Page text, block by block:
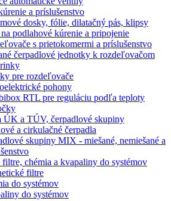
a príslušenstvo
dosky, fólie, dilatačný pás, klipsy
podlahové kúrenie a pripojenie
s prietokomermi a príslušenstvo
čerpadlové jednotky k rozdeľovačom
pre rozdeľovače
pohony
RTL pre reguláciu podľa teploty
ÚK a TÚV, čerpadlové skupiny
a cirkulačné čerpadla
skupiny MIX - miešané, nemiešané a
chémia a kvapaliny do systémov
filtre
do systémov
do systémov